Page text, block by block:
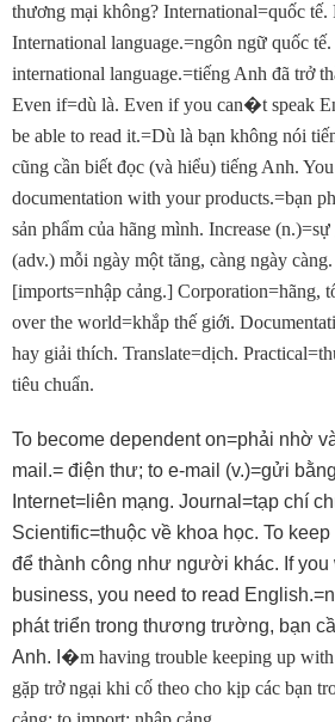
thương mại không? International=quốc tế.
International language.=ngôn ngữ quốc
international language.=tiếng Anh đã trở
Even if=dù là. Even if you can�t speak
be able to read it.=Dù là bạn không nói
cũng cần biết đọc (và hiểu) tiếng Anh.
documentation with your products.=bạn
sản phẩm của hãng mình. Increase
(adv.) mỗi ngày một tăng, càng ngày
[imports=nhập cảng.] Corporation=hãng,
over the world=khắp thế giới.
hay giải thích. Translate=dịch.
tiêu chuẩn.
To become dependent on=phải nhờ
mail.= điện thư; to e-mail (v.)=gửi
Internet=liên mạng. Journal=tạp chí
Scientific=thuộc về khoa học. To
để thành công như người khác. If you
business, you need to read
phát triển trong thương trường, bạn
Anh. I �m having trouble keeping up
gặp trở ngại khi cố theo cho kịp các bạn